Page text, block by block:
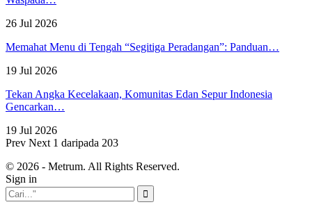
26 Jul 2026
Memahat Menu di Tengah “Segitiga Peradangan”: Panduan…
19 Jul 2026
Tekan Angka Kecelakaan, Komunitas Edan Sepur Indonesia
Gencarkan…
19 Jul 2026
Prev Next 1 daripada 203
© 2026 - Metrum. All Rights Reserved.
Sign in